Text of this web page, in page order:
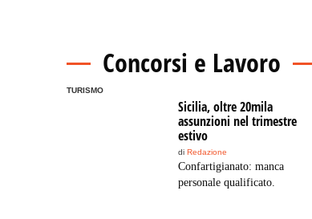
Concorsi e Lavoro
TURISMO
Sicilia, oltre 20mila
assunzioni nel trimestre
estivo
di Redazione
Confartigianato: manca
personale qualificato.